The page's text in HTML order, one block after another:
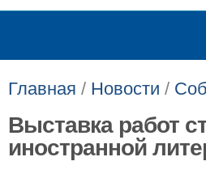
Главная / Новости /
Выставка работ
иностранной